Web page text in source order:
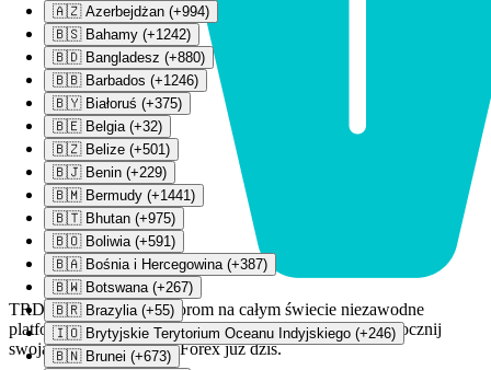
🇦🇿 Azerbejdżan (+994)
🇧🇸 Bahamy (+1242)
🇧🇩 Bangladesz (+880)
🇧🇧 Barbados (+1246)
🇧🇾 Białoruś (+375)
🇧🇪 Belgia (+32)
🇧🇿 Belize (+501)
🇧🇯 Benin (+229)
🇧🇲 Bermudy (+1441)
🇧🇹 Bhutan (+975)
🇧🇴 Boliwia (+591)
🇧🇦 Bośnia i Hercegowina (+387)
🇧🇼 Botswana (+267)
🇧🇷 Brazylia (+55)
🇮🇴 Brytyjskie Terytorium Oceanu Indyjskiego (+246)
🇧🇳 Brunei (+673)
TRDX zapewnia inwestorom na całym świecie niezawodne
platformy, konkurencyjne spready i wsparcie 24/7. Rozpocznij
swoją podróż w świecie Forex już dziś.